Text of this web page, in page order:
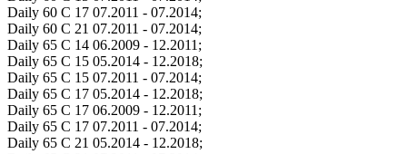
Daily 60 C 17 07.2011 - 07.2014;
Daily 60 C 21 07.2011 - 07.2014;
Daily 65 C 14 06.2009 - 12.2011;
Daily 65 C 15 05.2014 - 12.2018;
Daily 65 C 15 07.2011 - 07.2014;
Daily 65 C 17 05.2014 - 12.2018;
Daily 65 C 17 06.2009 - 12.2011;
Daily 65 C 17 07.2011 - 07.2014;
Daily 65 C 21 05.2014 - 12.2018;